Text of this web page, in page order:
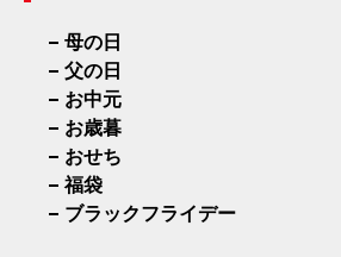
母の日
父の日
お中元
お歳暮
おせち
福袋
ブラックフライデー